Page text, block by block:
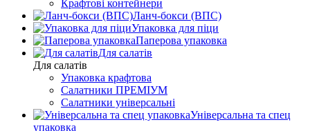
Крафтові контейнери
Ланч-бокси (ВПС)
Упаковка для піци
Паперова упаковка
Для салатів
Для салатів
Упаковка крафтова
Салатники ПРЕМІУМ
Салатники універсальні
Універсальна та спец
упаковка